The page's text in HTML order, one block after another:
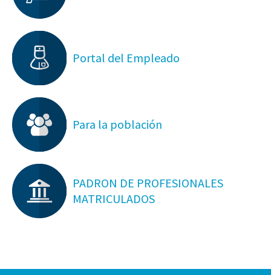
Portal del Empleado
Para la población
PADRON DE PROFESIONALES
MATRICULADOS